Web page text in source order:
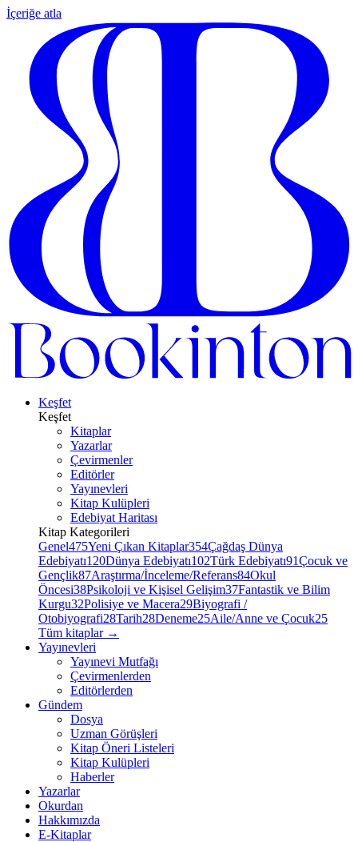
İçeriğe atla
Keşfet
Keşfet
Kitaplar
Yazarlar
Çevirmenler
Editörler
Yayınevleri
Kitap Kulüpleri
Edebiyat Haritası
Kitap Kategorileri
Genel475Yeni Çıkan Kitaplar354Çağdaş Dünya
Edebiyatı120Dünya Edebiyatı102Türk Edebiyatı91Çocuk ve
Gençlik87Araştırma/İnceleme/Referans84Okul
Öncesi38Psikoloji ve Kişisel Gelişim37Fantastik ve Bilim
Kurgu32Polisiye ve Macera29Biyografi /
Otobiyografi28Tarih28Deneme25Aile/Anne ve Çocuk25
Tüm kitaplar →
Yayınevleri
Yayınevi Mutfağı
Çevirmenlerden
Editörlerden
Gündem
Dosya
Uzman Görüşleri
Kitap Öneri Listeleri
Kitap Kulüpleri
Haberler
Yazarlar
Okurdan
Hakkımızda
E-Kitaplar